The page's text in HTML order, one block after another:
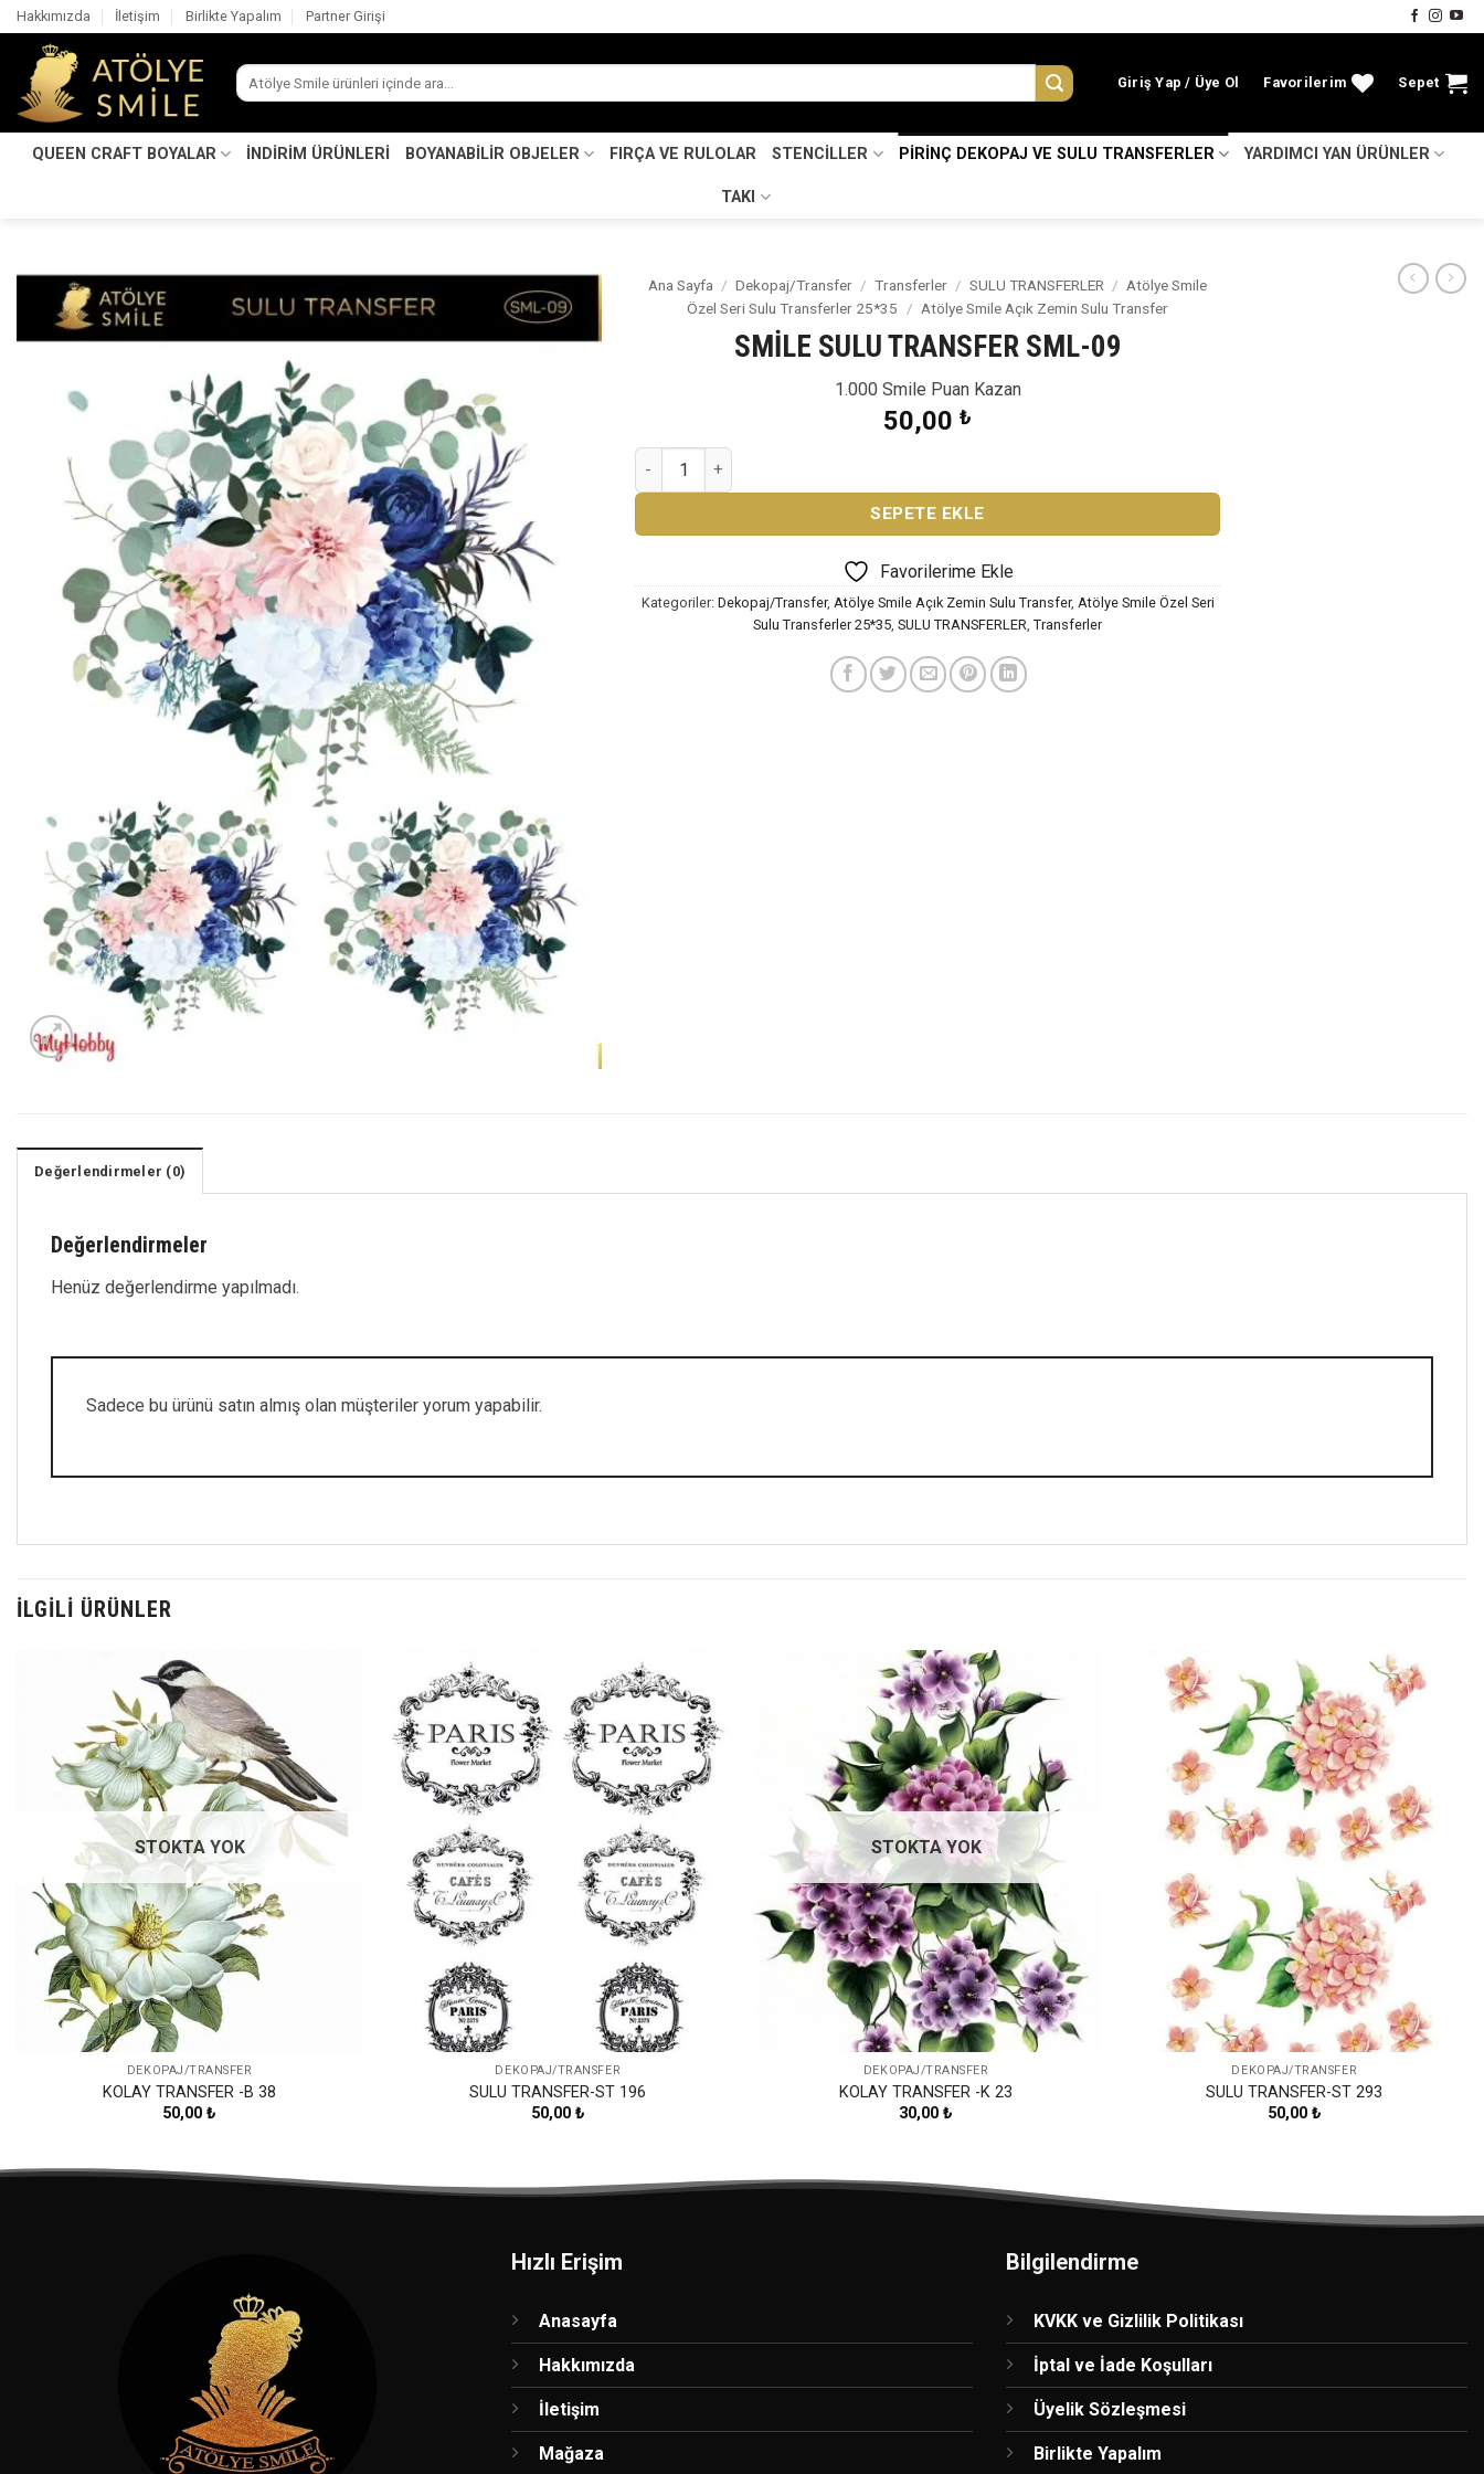
İçeriğe
atla
Hakkımızda İletişim Birlikte Yapalım Partner Girişi
Ara:
Giriş Yap Favorilerim Sepet
QUEEN CRAFT BOYALAR İNDİRİM ÜRÜNLERİ BOYANABİLİR OBJELER FIRÇA VE RULOLAR STENCİLLER PİRİNÇ DEKOPAJ VE SULU TRANSFERLER YARDIMCI YAN ÜRÜNLER
TAKI
Favorilerime
Ana Sayfa / Dekopaj/Transfer / Transferler / SULU TRANSFERLER / Atölye Smile
Özel Seri Sulu Transferler 25*35
/ Atölye Smile Açık Zemin Sulu Transfer
SMİLE SULU TRANSFER SML-09
1.000 Smile Puan Kazan
50,00 ₺
SMİLE SULU TRANSFER SML-09 adet
SEPETE EKLE
Favorilerime Ekle
Kategoriler: Dekopaj/Transfer, Atölye Smile Açık Zemin Sulu Transfer, Atölye Smile Özel Seri
Sulu Transferler 25*35, SULU TRANSFERLER, Transferler
Değerlendirmeler (0)
Değerlendirmeler
Henüz değerlendirme yapılmadı.
Sadece bu ürünü satın almış olan müşteriler yorum yapabilir.
İLGILI ÜRÜNLER
STOKTA YOK
DEKOPAJ/TRANSFER
KOLAY TRANSFER -B 38
50,00₺
Favorilerime
Ekle
DEKOPAJ/TRANSFER
SULU TRANSFER-ST 196
50,00 ₺
Favorilerime
STOKTA YOK
DEKOPAJ/TRANSFER
KOLAY TRANSFER -K 23
30,00₺
Favorilerime
DEKOPAJ/TRANSFER
SULU TRANSFER-ST 293
50,00 ₺
Hızlı Erişim
Anasayfa
Hakkımızda
İletişim
Mağaza
Bilgilendirme
KVKK ve Gizlilik Politikası
İptal ve İade Koşulları
Üyelik Sözleşmesi
Birlikte Yapalım